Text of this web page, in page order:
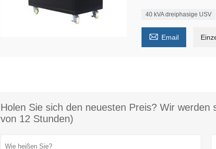
40 kVA dreiphasige USV
 Email
Holen Sie sich den neuesten Preis? Wir
von 12 Stunden)